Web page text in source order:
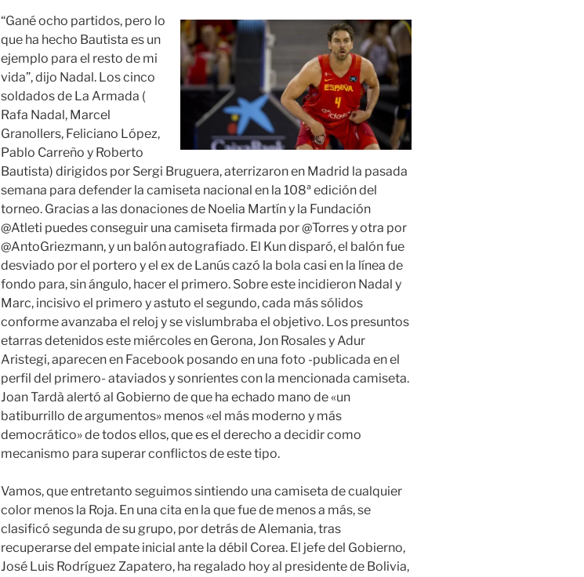
“Gané ocho partidos, pero lo
que ha hecho Bautista es un
ejemplo para el resto de mi
vida”, dijo Nadal. Los cinco
soldados de La Armada (
Rafa Nadal, Marcel
Granollers, Feliciano López,
Pablo Carreño y Roberto
Bautista) dirigidos por Sergi Bruguera, aterrizaron en Madrid la pasada
semana para defender la camiseta nacional en la 108ª edición del
torneo. Gracias a las donaciones de Noelia Martín y la Fundación
@Atleti puedes conseguir una camiseta firmada por @Torres y otra por
@AntoGriezmann, y un balón autografiado. El Kun disparó, el balón fue
desviado por el portero y el ex de Lanús cazó la bola casi en la línea de
fondo para, sin ángulo, hacer el primero. Sobre este incidieron Nadal y
Marc, incisivo el primero y astuto el segundo, cada más sólidos
conforme avanzaba el reloj y se vislumbraba el objetivo. Los presuntos
etarras detenidos este miércoles en Gerona, Jon Rosales y Adur
Aristegi, aparecen en Facebook posando en una foto -publicada en el
perfil del primero- ataviados y sonrientes con la mencionada camiseta.
Joan Tardà alertó al Gobierno de que ha echado mano de «un
batiburrillo de argumentos» menos «el más moderno y más
democrático» de todos ellos, que es el derecho a decidir como
mecanismo para superar conflictos de este tipo.
Vamos, que entretanto seguimos sintiendo una camiseta de cualquier
color menos la Roja. En una cita en la que fue de menos a más, se
clasificó segunda de su grupo, por detrás de Alemania, tras
recuperarse del empate inicial ante la débil Corea. El jefe del Gobierno,
José Luis Rodríguez Zapatero, ha regalado hoy al presidente de Bolivia,